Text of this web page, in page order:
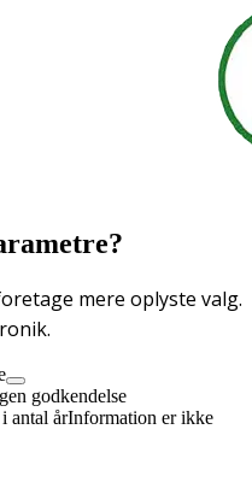
mere oplyste valg.
godkendelse
antal årInformation er ikke